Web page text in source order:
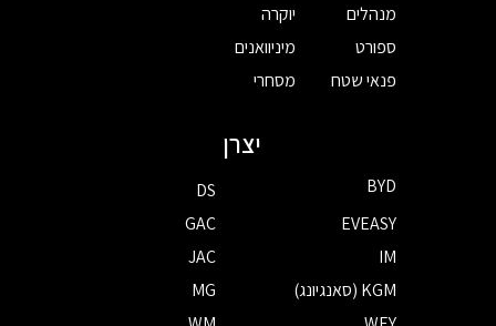
מנהלים
ספורט
פנאי שטח
יוקרה
מיניוואנים
מסחרי
יצרן
BYD
DS
EVEASY
GAC
IM
JAC
KGM (סאנגיונג)
MG